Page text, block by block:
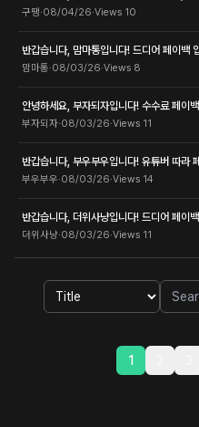
구땡·08/04/26·Views 10
반갑습니다, 맘마통입니다! 드디어 페이백
맘마통·08/03/26·Views 8
안녕하세요, 부자되자입니다! 수수료 페이
부자되자·08/03/26·Views 11
반갑습니다, 부우부우입니다! 유튜버 따라
부우부우·08/03/26·Views 14
반갑습니다, 더위사냥입니다! 드디어 페이
더위사냥·08/03/26·Views 11
1